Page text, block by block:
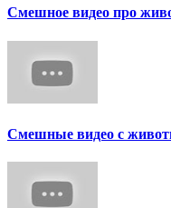
Смешное видео про
Смешные видео с